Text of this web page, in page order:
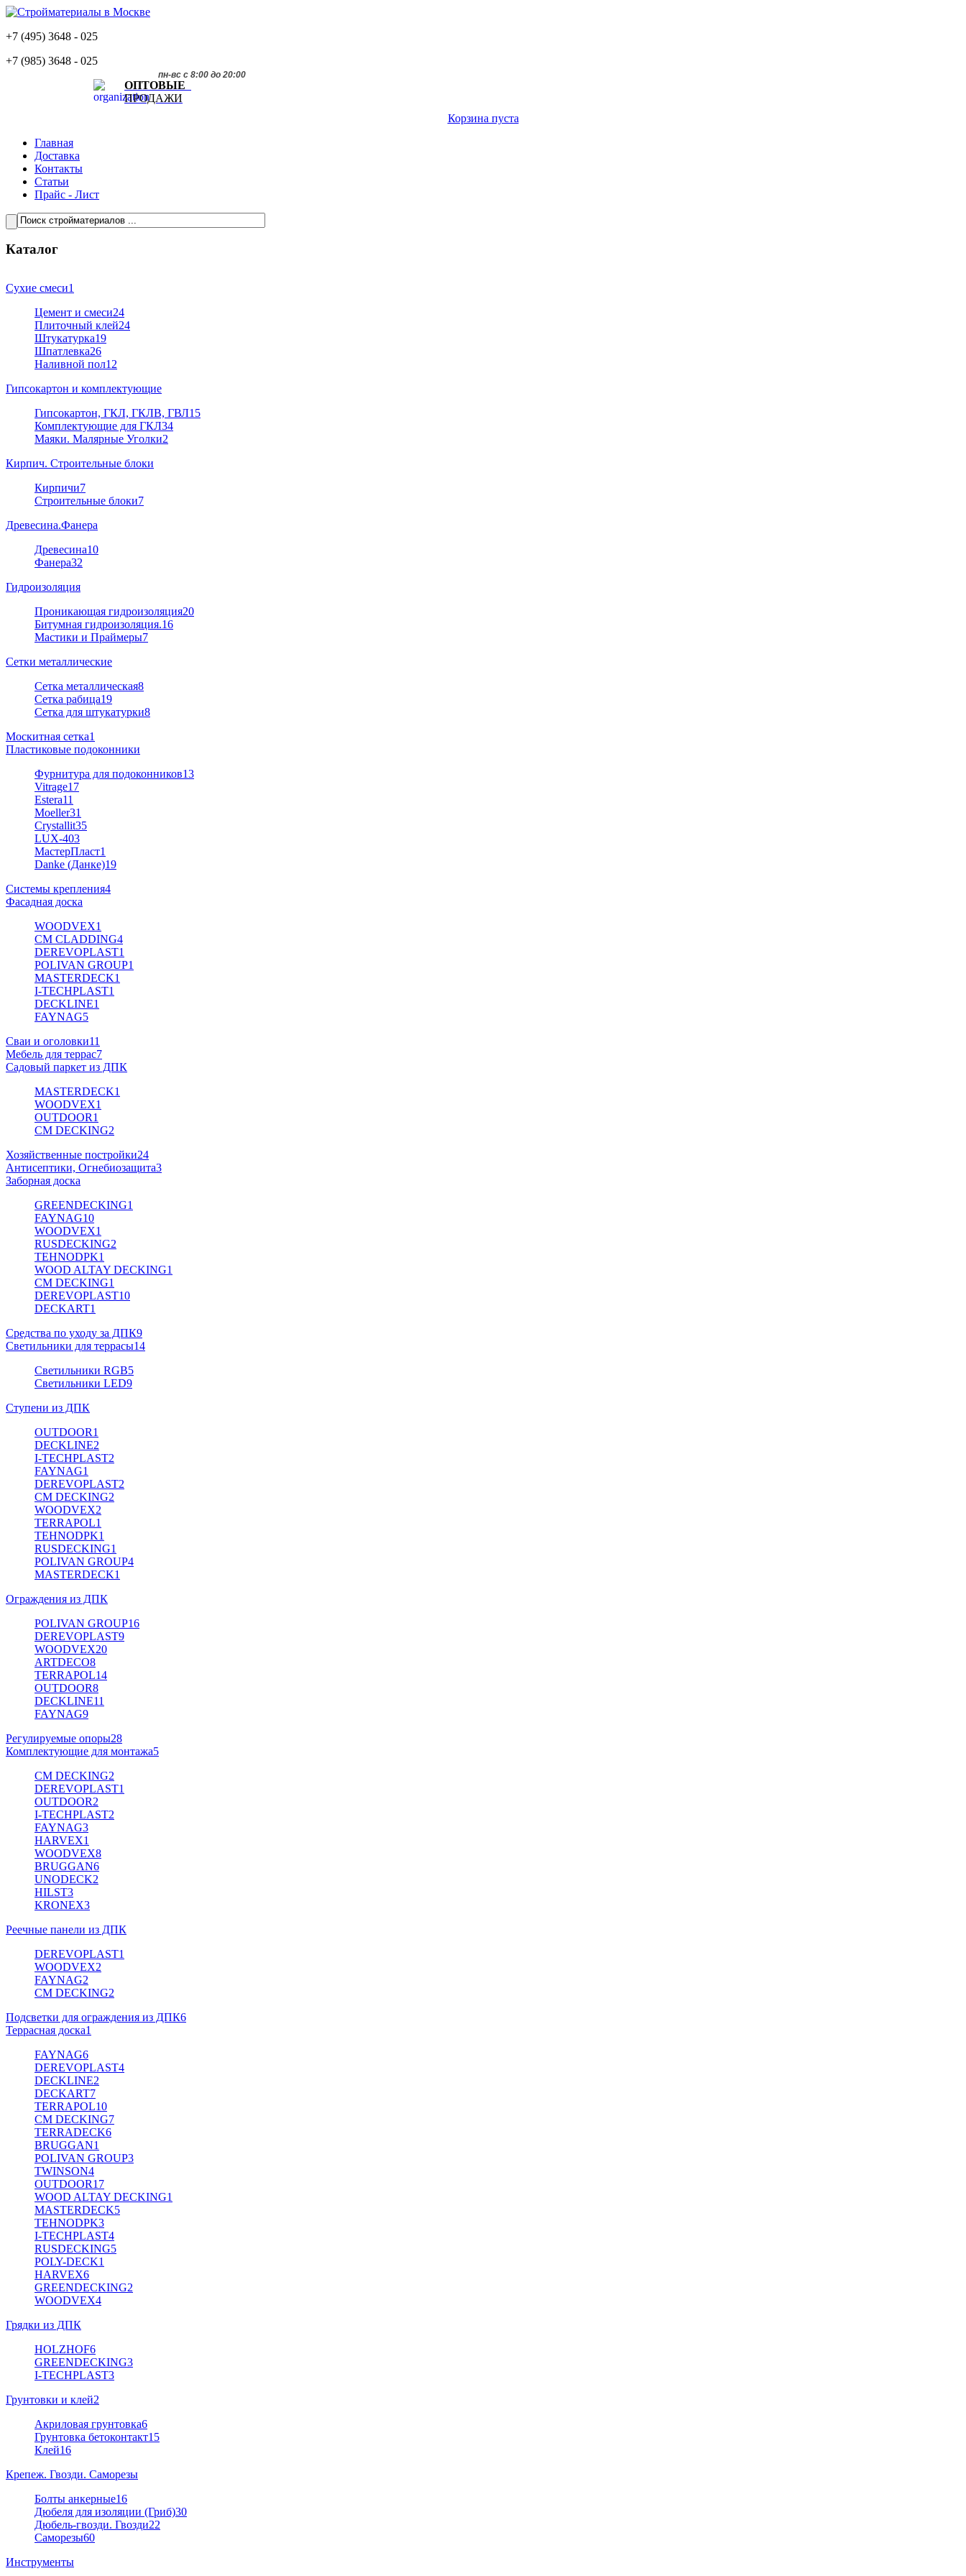
+7 (495) 3648 - 025
+7 (985) 3648 - 025
пн-вс с 8:00 до 20:00
ОПТОВЫЕ
ПРОДАЖИ
Корзина пуста
Главная
Доставка
Контакты
Статьи
Прайс - Лист
Каталог
Сухие смеси1
Цемент и смеси24
Плиточный клей24
Штукатурка19
Шпатлевка26
Наливной пол12
Гипсокартон и комплектующие
Гипсокартон, ГКЛ, ГКЛВ, ГВЛ15
Комплектующие для ГКЛ34
Маяки. Малярные Уголки2
Кирпич. Строительные блоки
Кирпичи7
Строительные блоки7
Древесина.Фанера
Древесина10
Фанера32
Гидроизоляция
Проникающая гидроизоляция20
Битумная гидроизоляция.16
Мастики и Праймеры7
Сетки металлические
Сетка металлическая8
Сетка рабица19
Сетка для штукатурки8
Москитная сетка1
Пластиковые подоконники
Фурнитура для подоконников13
Vitrage17
Estera11
Moeller31
Crystallit35
LUX-403
МастерПласт1
Danke (Данке)19
Системы крепления4
Фасадная доска
WOODVEX1
CM CLADDING4
DEREVOPLAST1
POLIVAN GROUP1
MASTERDECK1
I-TECHPLAST1
DECKLINE1
FAYNAG5
Сваи и оголовки11
Мебель для террас7
Садовый паркет из ДПК
MASTERDECK1
WOODVEX1
OUTDOOR1
CM DECKING2
Хозяйственные постройки24
Антисептики, Огнебиозащита3
Заборная доска
GREENDECKING1
FAYNAG10
WOODVEX1
RUSDECKING2
TEHNODPK1
WOOD ALTAY DECKING1
CM DECKING1
DEREVOPLAST10
DECKART1
Средства по уходу за ДПК9
Светильники для террасы14
Светильники RGB5
Светильники LED9
Ступени из ДПК
OUTDOOR1
DECKLINE2
I-TECHPLAST2
FAYNAG1
DEREVOPLAST2
CM DECKING2
WOODVEX2
TERRAPOL1
TEHNODPK1
RUSDECKING1
POLIVAN GROUP4
MASTERDECK1
Ограждения из ДПК
POLIVAN GROUP16
DEREVOPLAST9
WOODVEX20
ARTDECO8
TERRAPOL14
OUTDOOR8
DECKLINE11
FAYNAG9
Регулируемые опоры28
Комплектующие для монтажа5
CM DECKING2
DEREVOPLAST1
OUTDOOR2
I-TECHPLAST2
FAYNAG3
HARVEX1
WOODVEX8
BRUGGAN6
UNODECK2
HILST3
KRONEX3
Реечные панели из ДПК
DEREVOPLAST1
WOODVEX2
FAYNAG2
CM DECKING2
Подсветки для ограждения из ДПК6
Террасная доска1
FAYNAG6
DEREVOPLAST4
DECKLINE2
DECKART7
TERRAPOL10
CM DECKING7
TERRADECK6
BRUGGAN1
POLIVAN GROUP3
TWINSON4
OUTDOOR17
WOOD ALTAY DECKING1
MASTERDECK5
TEHNODPK3
I-TECHPLAST4
RUSDECKING5
POLY-DECK1
HARVEX6
GREENDECKING2
WOODVEX4
Грядки из ДПК
HOLZHOF6
GREENDECKING3
I-TECHPLAST3
Грунтовки и клей2
Акриловая грунтовка6
Грунтовка бетоконтакт15
Клей16
Крепеж. Гвозди. Саморезы
Болты анкерные16
Дюбеля для изоляции (Гриб)30
Дюбель-гвозди. Гвозди22
Саморезы60
Инструменты